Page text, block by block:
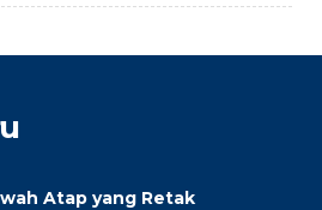
Atap yang Retak